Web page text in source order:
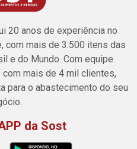
20 anos de experiência no
com mais de 3.500 itens das
e do Mundo. Com equipe
mais de 4 mil clientes,
para o abastecimento do seu
da Sost